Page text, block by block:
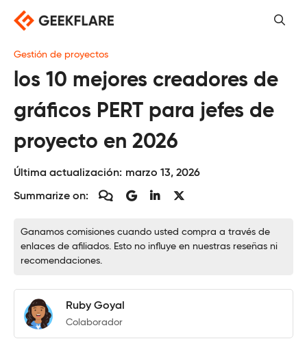
Saltar
contenido
Gestión de proyectos
los 10 mejores creadores de
gráficos PERT para jefes de
proyecto en 2026
Última actualización: marzo 13, 2026
Summarize on:
Ganamos comisiones cuando usted compra a través de
enlaces de afiliados. Esto no influye en nuestras reseñas ni
recomendaciones.
Ruby Goyal
Colaborador